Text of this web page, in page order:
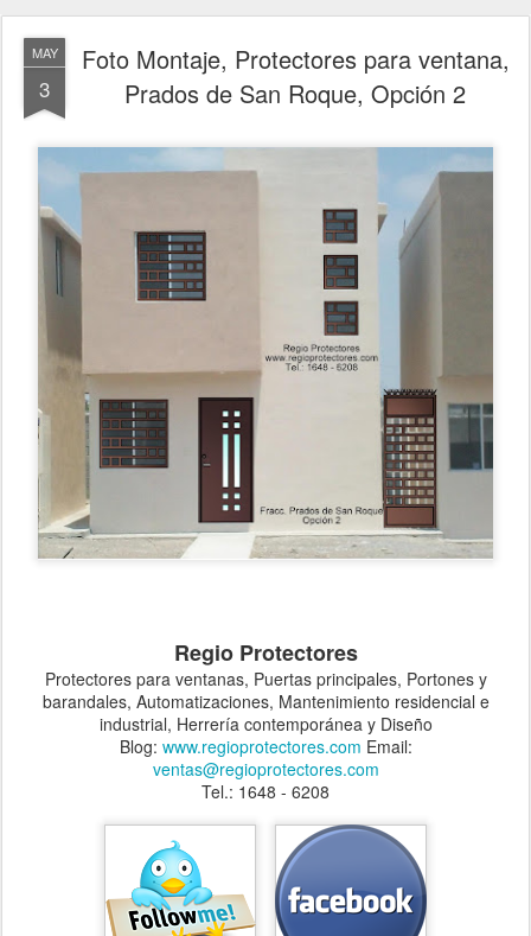
MAY
3
Foto Montaje, Protectores para ventana,
Prados de San Roque, Opción 2
Regio Protectores
Protectores para ventanas, Puertas principales, Portones y
barandales, Automatizaciones, Mantenimiento residencial e
industrial, Herrería contemporánea y Diseño
Blog: www.regioprotectores.com Email:
ventas@regioprotectores.com
Tel.: 1648 - 6208